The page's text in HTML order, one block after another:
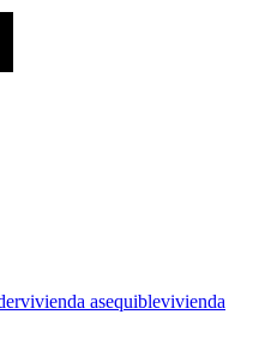
vivienda asequiblevivienda